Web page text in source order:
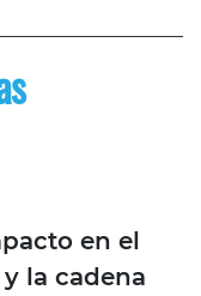
en el
la cadena